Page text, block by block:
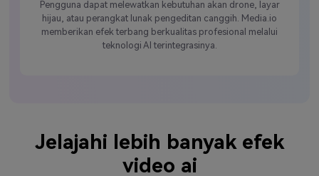
Pengguna dapat melewatkan kebutuhan akan drone, layar
hijau, atau perangkat lunak pengeditan canggih. Media.io
memberikan efek terbang berkualitas profesional melalui
teknologi AI terintegrasinya.
Jelajahi lebih banyak efek
video ai